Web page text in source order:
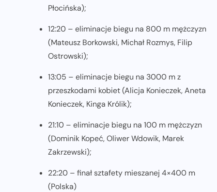
Płocińska);
12:20 – eliminacje biegu na 800 m mężczyzn
(Mateusz Borkowski, Michał Rozmys, Filip
Ostrowski);
13:05 – eliminacje biegu na 3000 m z
przeszkodami kobiet (Alicja Konieczek, Aneta
Konieczek, Kinga Królik);
21:10 – eliminacje biegu na 100 m mężczyzn
(Dominik Kopeć, Oliwer Wdowik, Marek
Zakrzewski);
22:20 – finał sztafety mieszanej 4×400 m
(Polska)